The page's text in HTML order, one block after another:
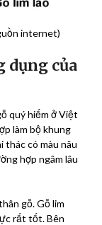
internet)
dụng của
quý hiếm ở Việt
làm bộ khung
thác có màu nâu
hợp ngâm lâu
gỗ. Gỗ lim
rất tốt. Bên